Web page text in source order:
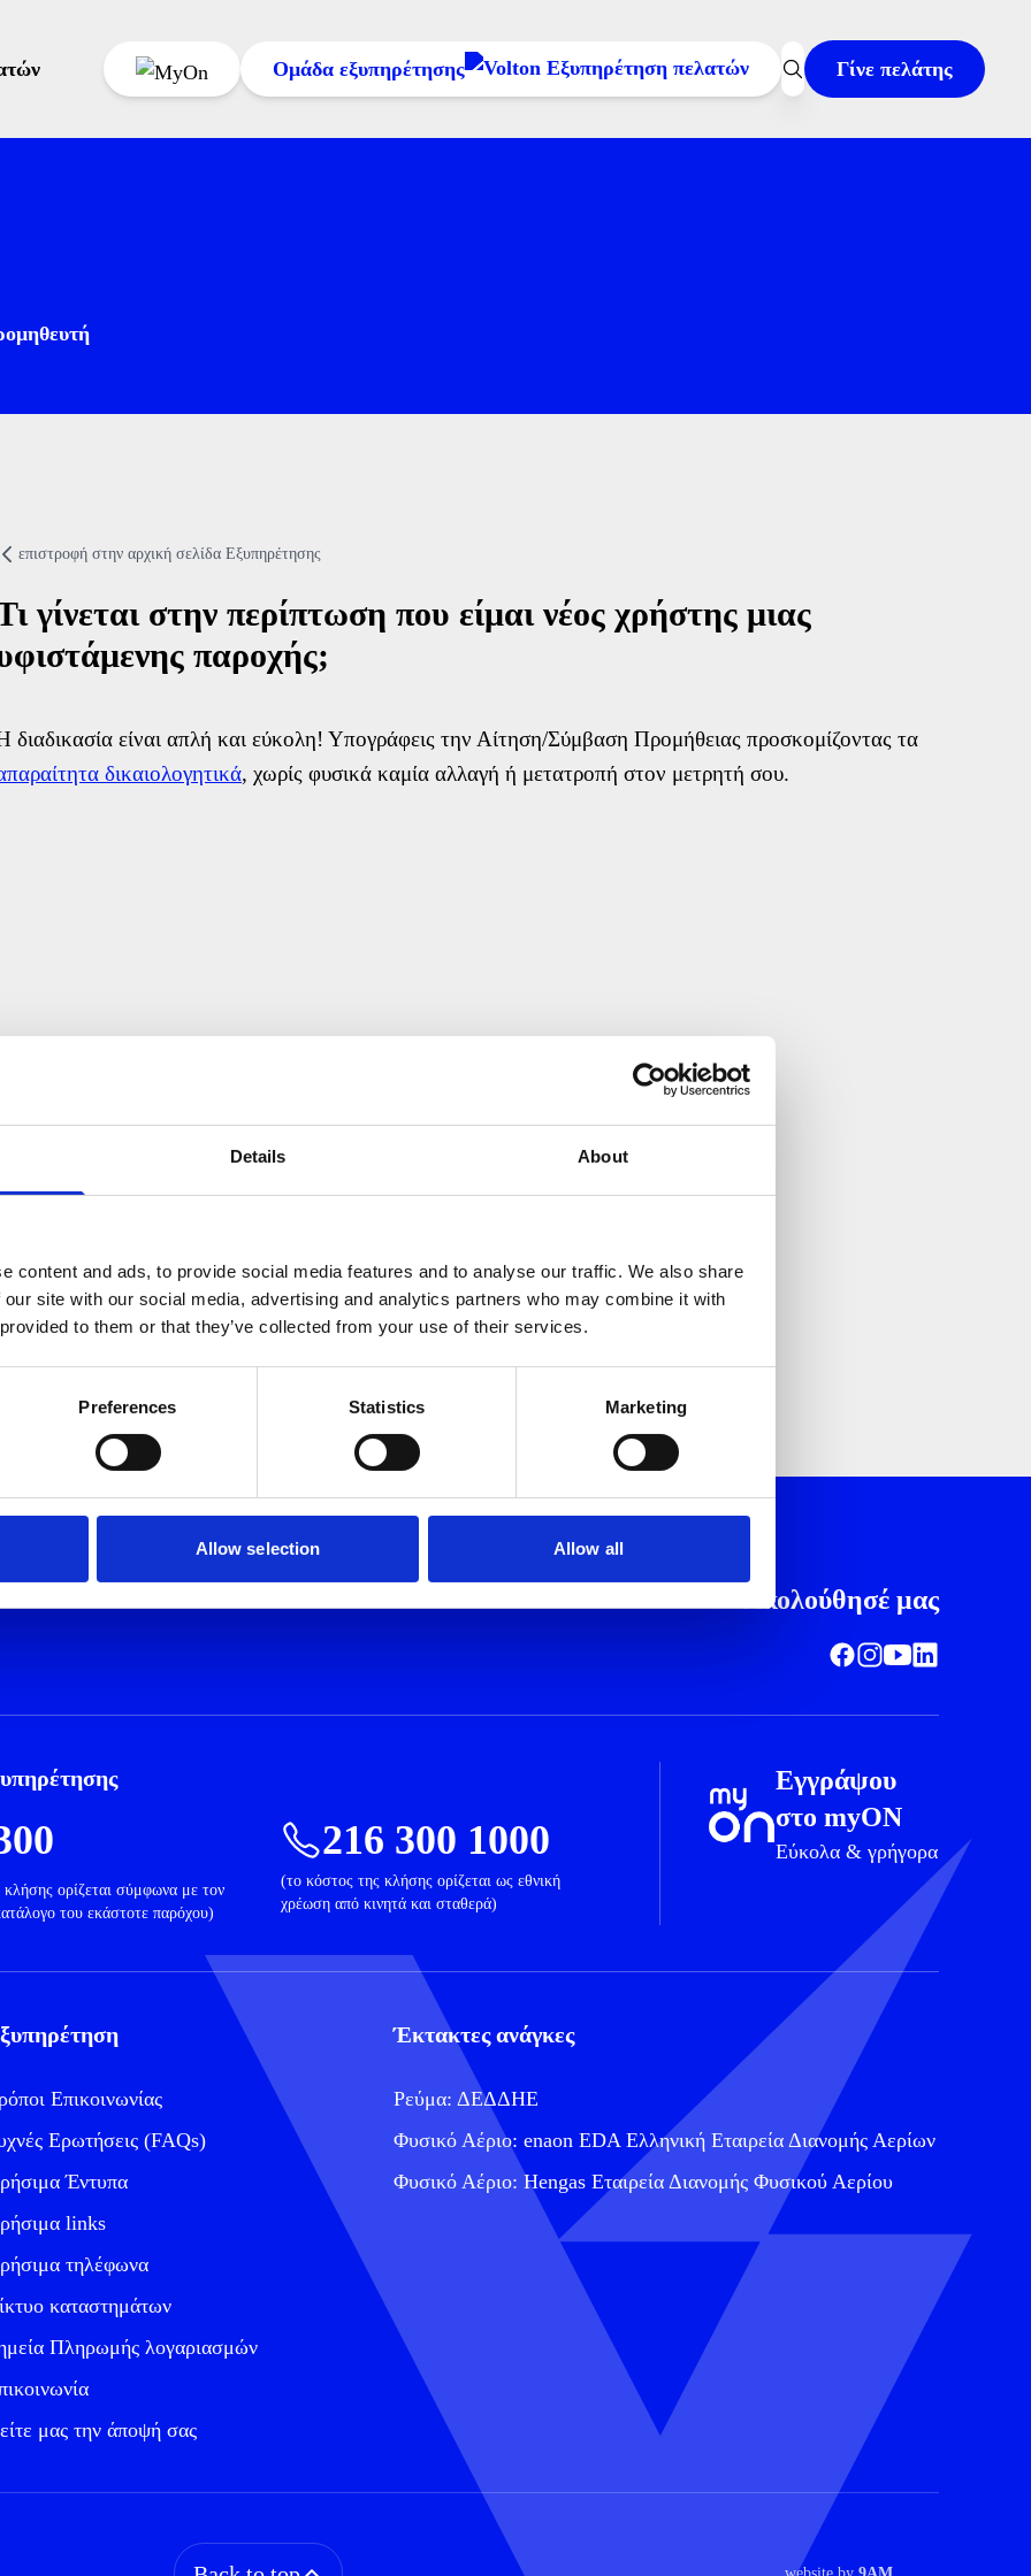
Details About
content and ads, to provide social media features and to analyse our traffic. We also share
site with our social media, advertising and analytics partners who may combine it with
to them or that they’ve collected from your use of their services.
Preferences Statistics Marketing
Allow selection Allow all
Ομάδα εξυπηρέτησης
Συχνές Ερωτήσεις (FAQs)
Χρήσιμα Έντυπα
Σημεία Πληρωμής λογαριασμών
Γίνε πελάτης
επιστροφή στην αρχική σελίδα Eξυπηρέτησης
γίνεται στην περίπτωση που είμαι νέος χρήστης μιας
παροχής;
διαδικασία είναι απλή και εύκολη! Υπογράφεις την Αίτηση/Σύμβαση Προμήθειας προσκομίζοντας τα
δικαιολογητικά, χωρίς φυσικά καμία αλλαγή ή μετατροπή στον μετρητή σου.
Αποστολή
Ακολούθησέ μας
ορίζεται σύμφωνα με τον
του εκάστοτε παρόχου)
216 300 1000
(το κόστος της κλήσης ορίζεται ως εθνική
χρέωση από κινητά και σταθερά)
Εγγράψου
στο myON
Εύκολα & γρήγορα
Επικοινωνίας
Ερωτήσεις (FAQs)
Έντυπα
links
τηλέφωνα
καταστημάτων
Πληρωμής λογαριασμών
μας την άποψή σας
Έκτακτες ανάγκες
Ρεύμα: ΔΕΔΔΗΕ
Φυσικό Αέριο: enaon EDA Ελληνική Εταιρεία Διανομής Αερίων
Φυσικό Αέριο: Hengas Εταιρεία Διανομής Φυσικού Αερίου